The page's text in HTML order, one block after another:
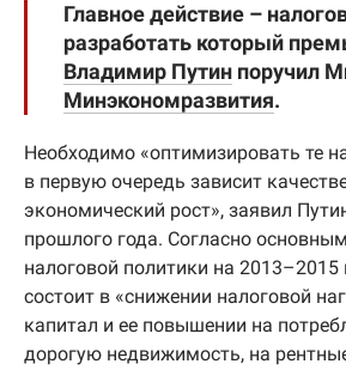
Главное действие –
разработать который
Владимир Путин поручил
Минэкономразвития.
Необходимо «оптимизировать те
в первую очередь зависит
экономический рост», заявил
прошлого года. Согласно
налоговой политики на
состоит в «снижении налоговой
капитал и ее повышении на
дорогую недвижимость, на